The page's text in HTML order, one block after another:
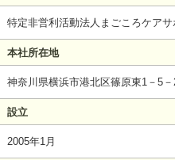
特定非営利活動法人まごころケアサ
本社所在地
神奈川県横浜市港北区篠原東1－5－
設立
2005年1月